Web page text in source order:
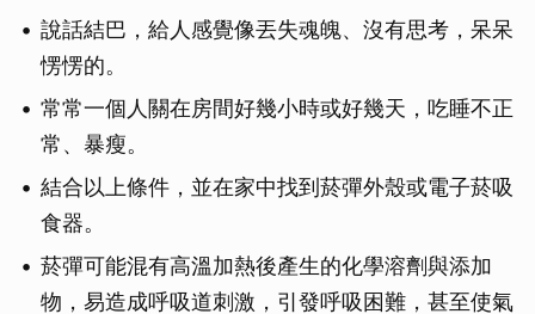
說話結巴，給人感覺像丟失魂魄、沒有思考，呆呆
愣愣的。
常常一個人關在房間好幾小時或好幾天，吃睡不正
常、暴瘦。
結合以上條件，並在家中找到菸彈外殼或電子菸吸
食器。
菸彈可能混有高溫加熱後產生的化學溶劑與添加
物，易造成呼吸道刺激，引發呼吸困難，甚至使氣